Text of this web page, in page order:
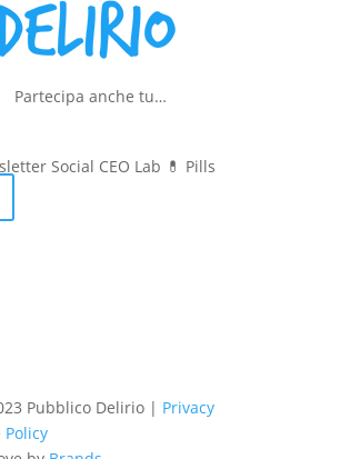
Partecipa anche tu…
Social CEO Lab 💊 Pills
Pubblico Delirio | Privacy
Policy